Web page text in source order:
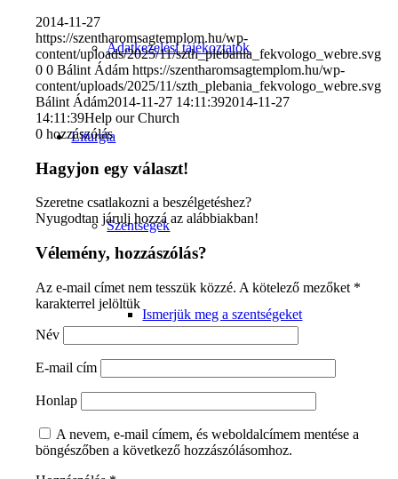
Adatkezelési tájékoztatók
Liturgia
Szentségek
Ismerjük meg a szentségeket
2014-11-27
https://szentharomsagtemplom.hu/wp-
content/uploads/2025/11/szth_plebania_fekvologo_webre.svg
0 0 Bálint Ádám https://szentharomsagtemplom.hu/wp-
content/uploads/2025/11/szth_plebania_fekvologo_webre.svg
Bálint Ádám2014-11-27 14:11:392014-11-27
14:11:39Help our Church
0 hozzászólás
Hagyjon egy választ!
Szeretne csatlakozni a beszélgetéshez?
Nyugodtan járulj hozzá az alábbiakban!
Vélemény, hozzászólás?
Az e-mail címet nem tesszük közzé. A kötelező mezőket *
karakterrel jelöltük
Név
E-mail cím
Honlap
A nevem, e-mail címem, és weboldalcímem mentése a
böngészőben a következő hozzászólásomhoz.